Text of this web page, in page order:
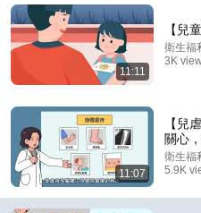
【兒虐風險敏感度與責任
息_下篇
CRC親職教育 • 2.2K views
11:11
【兒
衛生福
3K
11:07
【兒
關心
衛生福
5.9K